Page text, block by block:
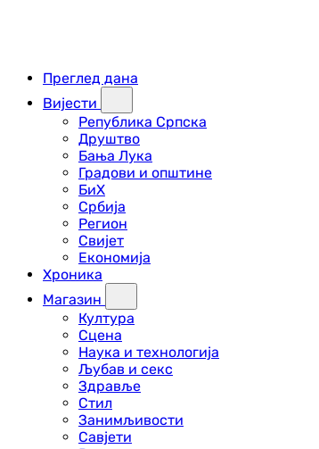
Преглед дана
Вијести
Република Српска
Друштво
Бања Лука
Градови и општине
БиХ
Србија
Регион
Свијет
Економија
Хроника
Магазин
Култура
Сцена
Наука и технологија
Љубав и секс
Здравље
Стил
Занимљивости
Савјети